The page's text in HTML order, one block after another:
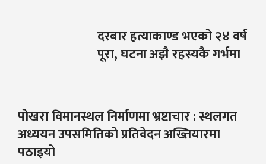
दरबार हत्याकाण्ड भएको २४ वर्ष
पूरा, घटना अझै रहस्यकै गर्भमा
पोखरा विमानस्थल निर्माणमा भ्रष्टाचार : स्थलगत
अध्ययन उपसमितिको प्रतिवेदन अख्तियारमा
पठाइयो